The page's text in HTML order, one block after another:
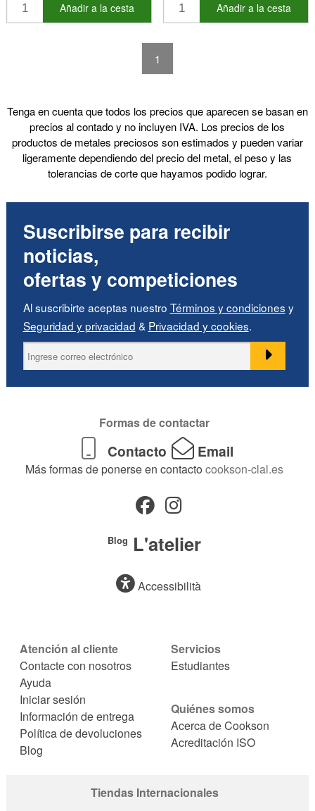
Añadir a la cesta Añadir a la cesta
1
Tenga en cuenta que todos los precios que aparecen se basan en
precios al contado y no incluyen IVA. Los precios de los
productos de metales preciosos son estimados y pueden variar
ligeramente dependiendo del precio del metal, el peso y las
tolerancias de corte que hayamos podido lograr.
Suscribirse para recibir
noticias,
ofertas y competiciones
Al suscribirte aceptas nuestro Términos y condiciones y
Seguridad y privacidad & Privacidad y cookies.
Formas de contactar
Contacto Email
Más formas de ponerse en contacto cookson-clal.es
Blog L'atelier
Accessibilità
Atención al cliente
Contacte con nosotros
Ayuda
Iniciar sesión
Información de entrega
Política de devoluciones
Blog
Servicios
Estudiantes
Quiénes somos
Acerca de Cookson
Acreditación ISO
Tiendas Internacionales